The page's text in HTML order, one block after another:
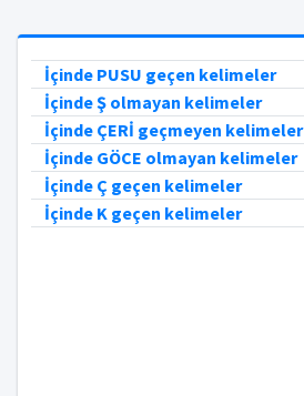
İçinde PUSU geçen kelimeler
İçinde Ş olmayan kelimeler
İçinde ÇERİ geçmeyen kelimeler
İçinde GÖCE olmayan kelimeler
İçinde Ç geçen kelimeler
İçinde K geçen kelimeler